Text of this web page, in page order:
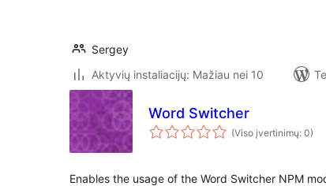
Sergey
Aktyvių instaliacijų: Mažiau nei 10
Word Switcher
(Viso įvertinimų: 0)
Enables the usage of the Word Switcher NPM